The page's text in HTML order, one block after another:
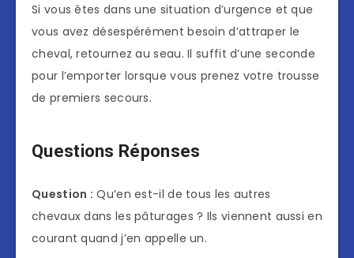
Si vous êtes dans une situation d’urgence et que
vous avez désespérément besoin d’attraper le
cheval, retournez au seau. Il suffit d’une seconde
pour l’emporter lorsque vous prenez votre trousse
de premiers secours.
Questions Réponses
Question : Qu’en est-il de tous les autres
chevaux dans les pâturages ? Ils viennent aussi en
courant quand j’en appelle un.